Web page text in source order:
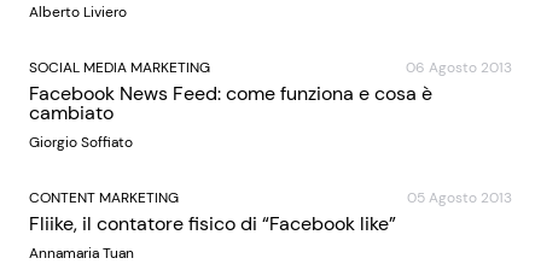
Alberto Liviero
SOCIAL MEDIA MARKETING 06 Agosto 2013
Facebook News Feed: come funziona e cosa è
cambiato
Giorgio Soffiato
CONTENT MARKETING 05 Agosto 2013
Fliike, il contatore fisico di “Facebook like”
Annamaria Tuan